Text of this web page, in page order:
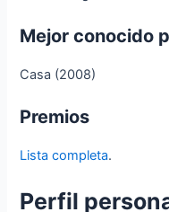
Mejor conocido
Casa (2008)
Premios
Lista completa.
Perfil